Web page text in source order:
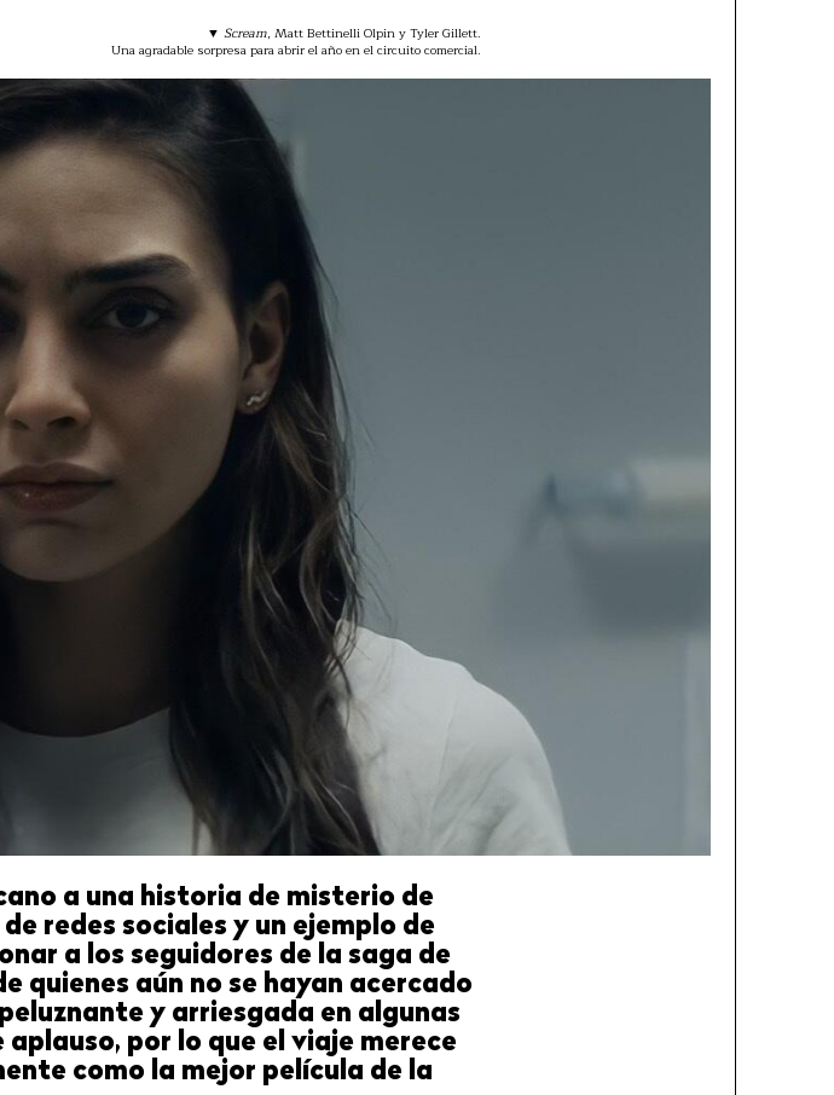
▼ Scream, Matt Bettinelli Olpin y Tyler Gillett.
Una agradable sorpresa para abrir el año en el circuito comercial.
a una historia de misterio de
redes sociales y un ejemplo de
a los seguidores de la saga de
quienes aún no se hayan acercado
y arriesgada en algunas
por lo que el viaje merece
como la mejor película de la